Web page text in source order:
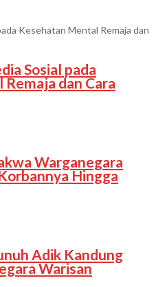
Sosial pada
dan Cara
Warganegara
Hingga
Adik Kandung
Warisan